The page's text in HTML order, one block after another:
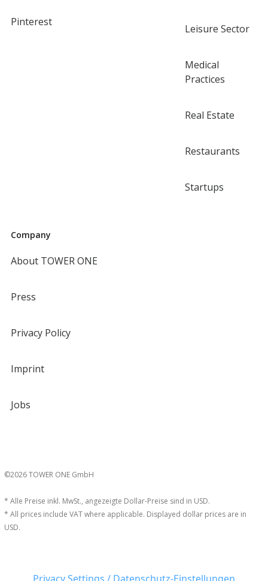
Pinterest
Leisure Sector
Medical
Practices
Real Estate
Restaurants
Startups
Company
About TOWER ONE
Press
Privacy Policy
Imprint
Jobs
©2026 TOWER ONE GmbH
* Alle Preise inkl. MwSt., angezeigte Dollar-Preise sind in USD.
* All prices include VAT where applicable. Displayed dollar prices are in
USD.